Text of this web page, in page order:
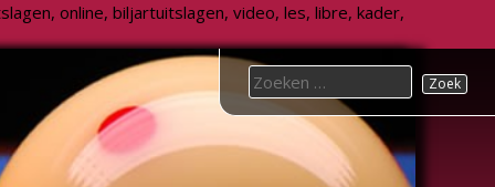
online, biljartuitslagen, video, les, libre, kader,
Search
for: